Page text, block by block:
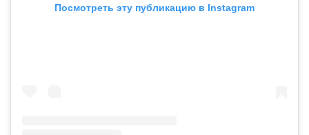
Посмотреть эту публикацию в Instagram